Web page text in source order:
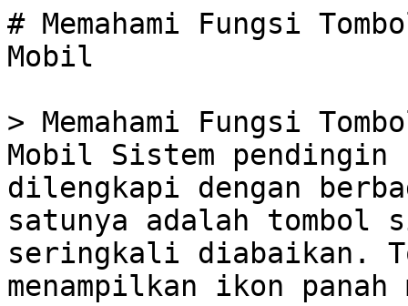
# Memahami Fungsi
Mobil
> Memahami Fungsi
Mobil Sistem pendingin
dilengkapi dengan
satunya adalah tombol
seringkali diabaikan.
menampilkan ikon